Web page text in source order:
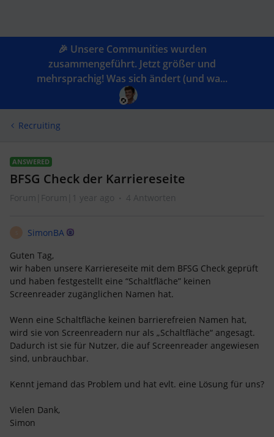
🎉 Unsere Communities wurden
zusammengeführt. Jetzt größer und
mehrsprachig! Was sich ändert (und wa...
Recruiting
ANSWERED
BFSG Check der Karriereseite
Forum|Forum|1 year ago 4 Antworten
SimonBA
Guten Tag,
wir haben unsere Karriereseite mit dem BFSG Check geprüft
und haben festgestellt eine “Schaltfläche” keinen
Screenreader zugänglichen Namen hat.
Wenn eine Schaltfläche keinen barrierefreien Namen hat,
wird sie von Screenreadern nur als „Schaltfläche“ angesagt.
Dadurch ist sie für Nutzer, die auf Screenreader angewiesen
sind, unbrauchbar.
Kennt jemand das Problem und hat evlt. eine Lösung für uns?
Vielen Dank,
Simon